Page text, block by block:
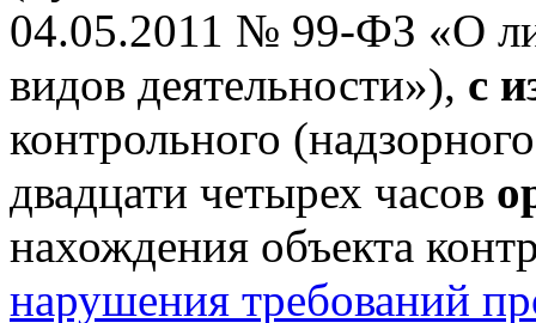
04.05.2011 № 99-ФЗ «О
видов деятельности»), с
контрольного
двадцати четырех часов
нахождения объекта
нарушения требований